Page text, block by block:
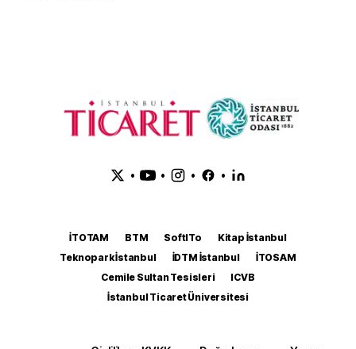
• • • •
İTOTAM BTM SoftITo
Kitap İstanbul
Teknopark İstanbul
İDTM İstanbul
İTOSAM
Cemile Sultan Tesisleri
ICVB
İstanbul Ticaret Üniversitesi